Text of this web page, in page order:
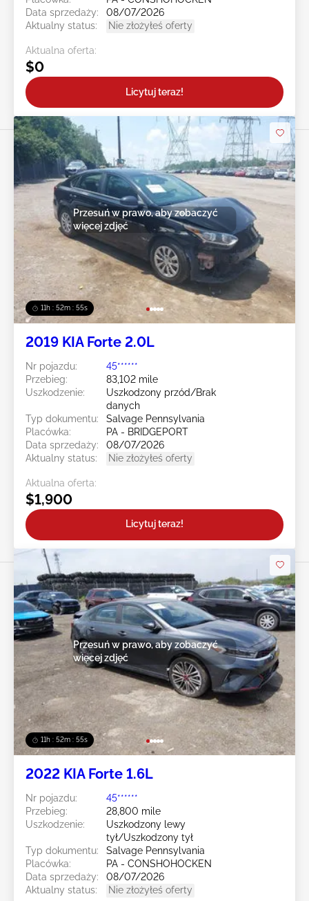
Data sprzedaży:
08/07/2026
Aktualny status:
Nie złożyłeś oferty
Aktualna oferta:
$0
Licytuj teraz!
11h : 52m : 52s
Przesuń w prawo, aby zobaczyć
więcej zdjęć
2019 KIA Forte 2.0L
Nr pojazdu:
45******
Przebieg:
83,102 mile
Uszkodzenie:
Uszkodzony przód/Brak
danych
Typ dokumentu:
Salvage Pennsylvania
Placówka:
PA - BRIDGEPORT
Data sprzedaży:
08/07/2026
Aktualny status:
Nie złożyłeś oferty
Aktualna oferta:
$1,900
Licytuj teraz!
11h : 52m : 52s
Przesuń w prawo, aby zobaczyć
więcej zdjęć
2022 KIA Forte 1.6L
Nr pojazdu:
45******
Przebieg:
28,800 mile
Uszkodzenie:
Uszkodzony lewy
tył/Uszkodzony tył
Typ dokumentu:
Salvage Pennsylvania
Placówka:
PA - CONSHOHOCKEN
Data sprzedaży:
08/07/2026
Aktualny status:
Nie złożyłeś oferty